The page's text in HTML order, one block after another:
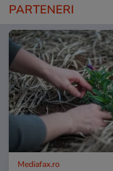
PARTENERI
Mediafax.ro